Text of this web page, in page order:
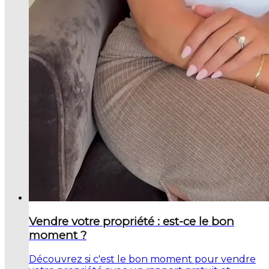
Vendre votre propriété : est-ce le bon
moment ?
Découvrez si c'est le bon moment pour vendre